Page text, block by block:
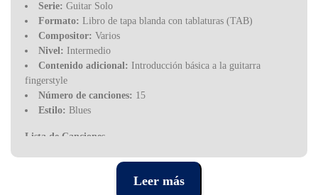
Serie: Guitar Solo
Formato: Libro de tapa blanda con tablaturas (TAB)
Compositor: Varios
Nivel: Intermedio
Contenido adicional: Introducción básica a la guitarra
fingerstyle
Número de canciones: 15
Estilo: Blues
Lista de Canciones
Baby Please Don't Go
Come On In My Kitchen
Leer más